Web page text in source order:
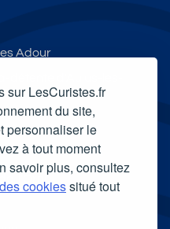
sur LesCuristes.fr
du site,
personnaliser le
à tout moment
savoir plus, consultez
cookiessitué tout
Adour
l'Orne